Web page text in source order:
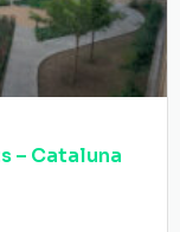
– Cataluna